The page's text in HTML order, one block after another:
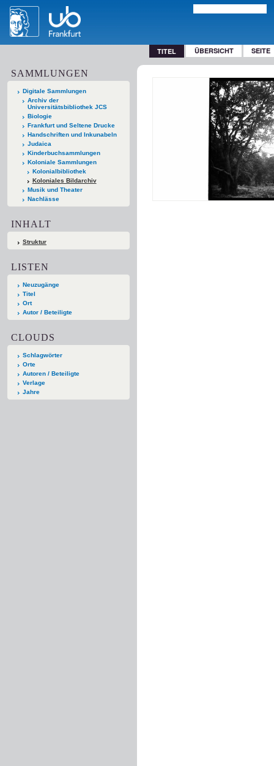
TITEL ÜBERSICHT SEITE
SAMMLUNGEN
Digitale Sammlungen
Archiv der
Universitätsbibliothek JCS
Biologie
Frankfurt und Seltene Drucke
Handschriften und Inkunabeln
Judaica
Kinderbuchsammlungen
Koloniale Sammlungen
Kolonialbibliothek
Koloniales Bildarchiv
Musik und Theater
Nachlässe
INHALT
Struktur
LISTEN
Neuzugänge
Titel
Ort
Autor / Beteiligte
CLOUDS
Schlagwörter
Orte
Autoren / Beteiligte
Verlage
Jahre